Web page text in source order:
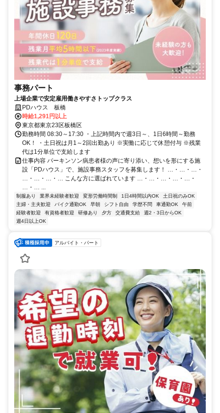
事務パート
上場企業で安定雇用働きやすさトップクラス
PDハウス 板橋
時給1,291円以上
東京都東京23区板橋区
勤務時間 08:30～17:30 ・上記時間内で週3日～、1日6時間～勤務
OK！ ・土日祝は月1～2回出勤あり ※実働に応じて休憩付与 ※残業
代は1分単位で支給します
仕事内容 パーキンソン病患者様の声に寄り添い、想いを形にする施
設「PDハウス」で、施設事務スタッフを募集します！ …・…・…・
…・…・…・… こんな方に選ばれています …・…・…・…・…・
…・… ...
制服あり 業界未経験者歓迎 変形労働時間制 1日4時間以内OK
土日祝のみOK
主婦・主夫歓迎
バイク通勤OK 早朝 シフト自由 学歴不問 車通勤OK
午前
経験者歓迎
有資格者歓迎 研修あり 夕方 交通費支給
週2・3日からOK
週4日以上OK
アルバイト・パート